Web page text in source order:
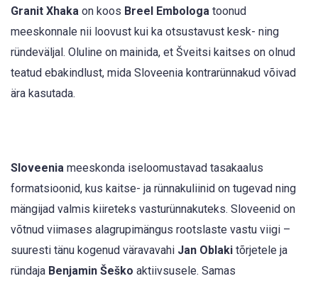
Granit Xhaka on koos Breel Embologa toonud
meeskonnale nii loovust kui ka otsustavust kesk- ning
ründeväljal. Oluline on mainida, et Šveitsi kaitses on olnud
teatud ebakindlust, mida Sloveenia kontrarünnakud võivad
ära kasutada.
Sloveenia meeskonda iseloomustavad tasakaalus
formatsioonid, kus kaitse- ja rünnakuliinid on tugevad ning
mängijad valmis kiireteks vasturünnakuteks. Sloveenid on
võtnud viimases alagrupimängus rootslaste vastu viigi –
suuresti tänu kogenud väravavahi Jan Oblaki tõrjetele ja
ründaja Benjamin Šeško aktiivsusele. Samas